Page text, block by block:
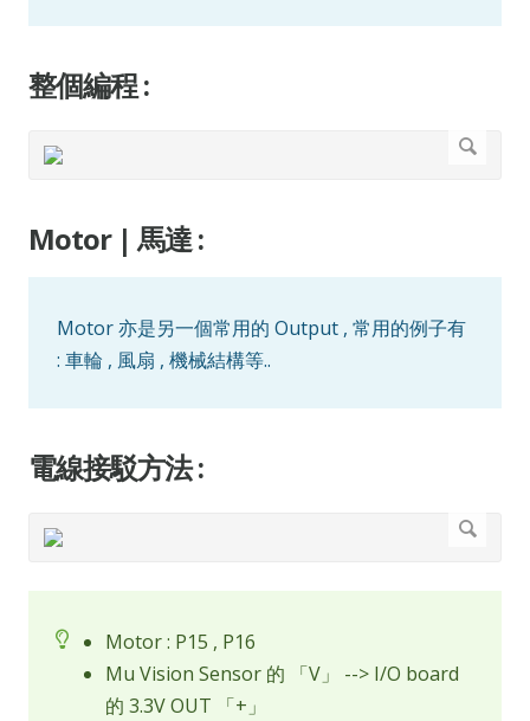
整個編程 :
Motor | 馬達 :
Motor 亦是另一個常用的 Output , 常用的例子有
: 車輪 , 風扇 , 機械結構等..
電線接駁方法 :
Motor : P15 , P16
Mu Vision Sensor 的 「V」 --> I/O board
的 3.3V OUT 「+」